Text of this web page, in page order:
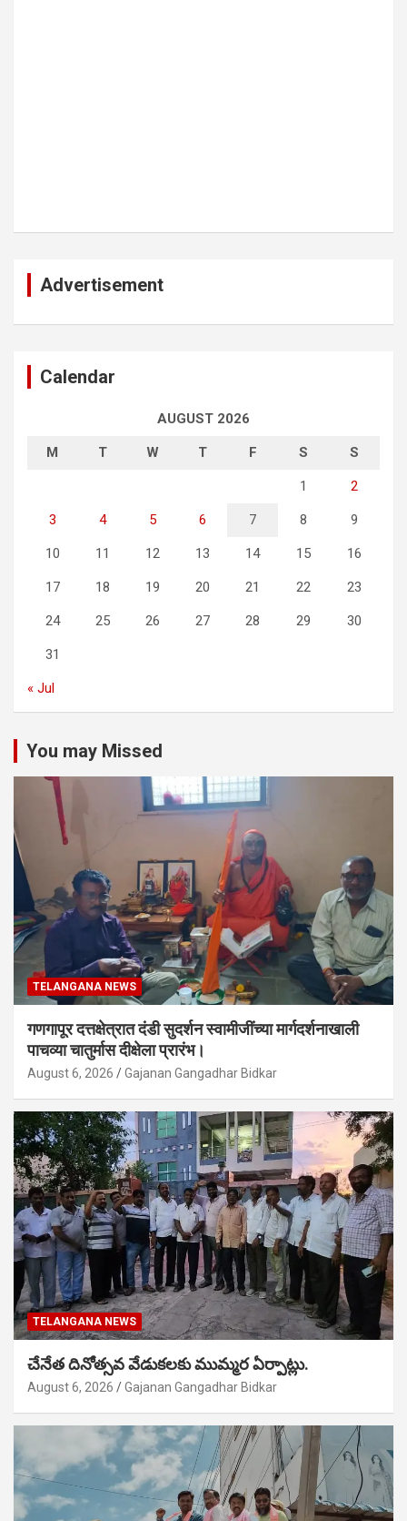
Advertisement
Calendar
AUGUST 2026
M T W T F S S
1 2
3 4 5 6 7 8 9
10 11 12 13 14 15 16
17 18 19 20 21 22 23
24 25 26 27 28 29 30
31
« Jul
You may Missed
TELANGANA NEWS
गणगापूर दत्तक्षेत्रात दंडी सुदर्शन स्वामीजींच्या मार्गदर्शनाखाली
पाचव्या चातुर्मास दीक्षेला प्रारंभ।
August 6, 2026 Gajanan Gangadhar Bidkar
TELANGANA NEWS
చేనేత దినోత్సవ వేడుకలకు ముమ్మర ఏర్పాట్లు.
August 6, 2026 Gajanan Gangadhar Bidkar